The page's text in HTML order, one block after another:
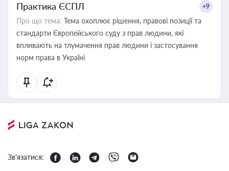
Практика ЄСПЛ +9
Про що тема: Тема охоплює рішення, правові позиції та
стандарти Європейського суду з прав людини, які
впливають на тлумачення прав людини і застосування
норм права в Україні
Зв'язатися: